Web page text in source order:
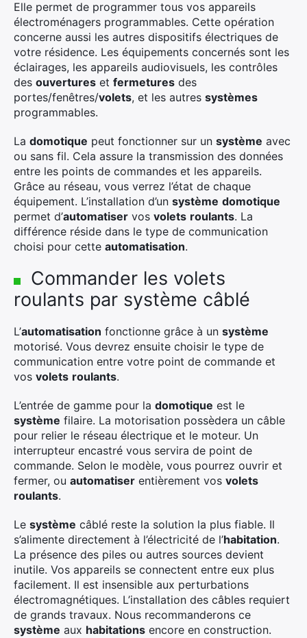
Elle permet de programmer tous vos appareils
électroménagers programmables. Cette opération
concerne aussi les autres dispositifs électriques de
votre résidence. Les équipements concernés sont les
éclairages, les appareils audiovisuels, les contrôles
des ouvertures et fermetures des
portes/fenêtres/volets, et les autres systèmes
programmables.
La domotique peut fonctionner sur un système avec
ou sans fil. Cela assure la transmission des données
entre les points de commandes et les appareils.
Grâce au réseau, vous verrez l’état de chaque
équipement. L’installation d’un système domotique
permet d’automatiser vos volets roulants. La
différence réside dans le type de communication
choisi pour cette automatisation.
Commander les volets
roulants par système câblé
L’automatisation fonctionne grâce à un système
motorisé. Vous devrez ensuite choisir le type de
communication entre votre point de commande et
vos volets roulants.
L’entrée de gamme pour la domotique est le
système filaire. La motorisation possèdera un câble
pour relier le réseau électrique et le moteur. Un
interrupteur encastré vous servira de point de
commande. Selon le modèle, vous pourrez ouvrir et
fermer, ou automatiser entièrement vos volets
roulants.
Le système câblé reste la solution la plus fiable. Il
s’alimente directement à l’électricité de l’habitation.
La présence des piles ou autres sources devient
inutile. Vos appareils se connectent entre eux plus
facilement. Il est insensible aux perturbations
électromagnétiques. L’installation des câbles requiert
de grands travaux. Nous recommanderons ce
système aux habitations encore en construction.